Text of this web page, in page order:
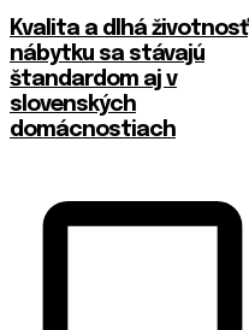
​Kvalita a dlhá životnosť
nábytku sa stávajú
štandardom aj v
slovenských
domácnostiach